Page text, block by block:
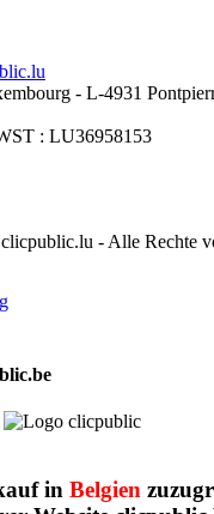
- L-4931
: LU36958153
- Alle Rechte
in Belgien